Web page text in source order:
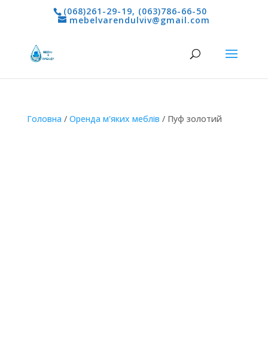
(068)261-29-19, (063)786-66-50
mebelvarendulviv@gmail.com
Головна / Оренда м'яких меблів / Пуф золотий